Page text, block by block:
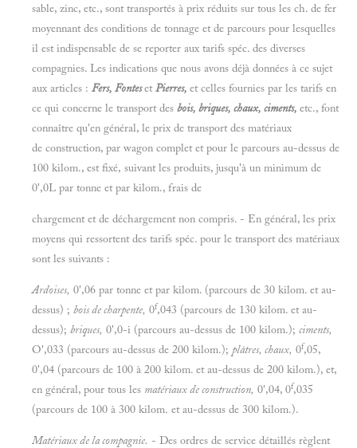
sable, zinc, etc., sont transportés à prix réduits sur tous les ch. de fer
moyennant des conditions de tonnage et de parcours pour lesquelles
il est indispensable de se reporter aux tarifs spéc. des diverses
compagnies. Les indications que nous avons déjà données à ce sujet
aux articles : Fers, FontesetPierres, et celles fournies par les tarifs en
ce qui concerne le transport des bois, briques, chaux, ciments, etc., font
connaître qu'en général, le prix de transport des matériaux
de construction, par wagon complet et pour le parcours au-dessus de
100 kilom., est fixé, suivant les produits, jusqu'à un minimum de
0',0L par tonne et par kilom., frais de
chargement et de déchargement non compris. - En général, les prix
moyens qui ressortent des tarifs spéc. pour le transport des matériaux
sont les suivants :
Ardoises, 0',06 par tonne et par kilom. (parcours de 30 kilom. et au-
dessus) ; bois de charpente, 0f,043 (parcours de 130 kilom. et au-
dessus); briques, 0',0-i (parcours au-dessus de 100 kilom.); ciments,
O',033 (parcours au-dessus de 200 kilom.); plâtres, chaux, 0f,05,
0',04 (parcours de 100 à 200 kilom. et au-dessus de 200 kilom.), et,
en général, pour tous les matériaux de construction, 0',04, 0f,035
(parcours de 100 à 300 kilom. et au-dessus de 300 kilom.).
Matériaux de la compagnie. - Des ordres de service détaillés règlent